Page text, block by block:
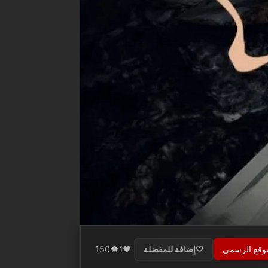
الرسمي 🤍 إضافة للمفضلة ❤️
1
👁️
150